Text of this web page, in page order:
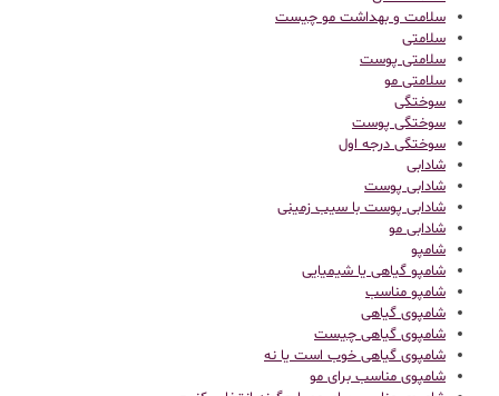
سلامت و بهداشت مو چیست
سلامتی
سلامتی پوست
سلامتی مو
سوختگی
سوختگی پوست
سوختگی درجه اول
شادابی
شادابی پوست
شادابی پوست با سیب زمینی
شادابی مو
شامپو
شامپو گیاهی یا شیمیایی
شامپو مناسب
شامپوی گیاهی
شامپوی گیاهی چیست
شامپوی گیاهی خوب است یا نه
شامپوی مناسب برای مو